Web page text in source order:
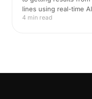
lines using real-time
4 min read